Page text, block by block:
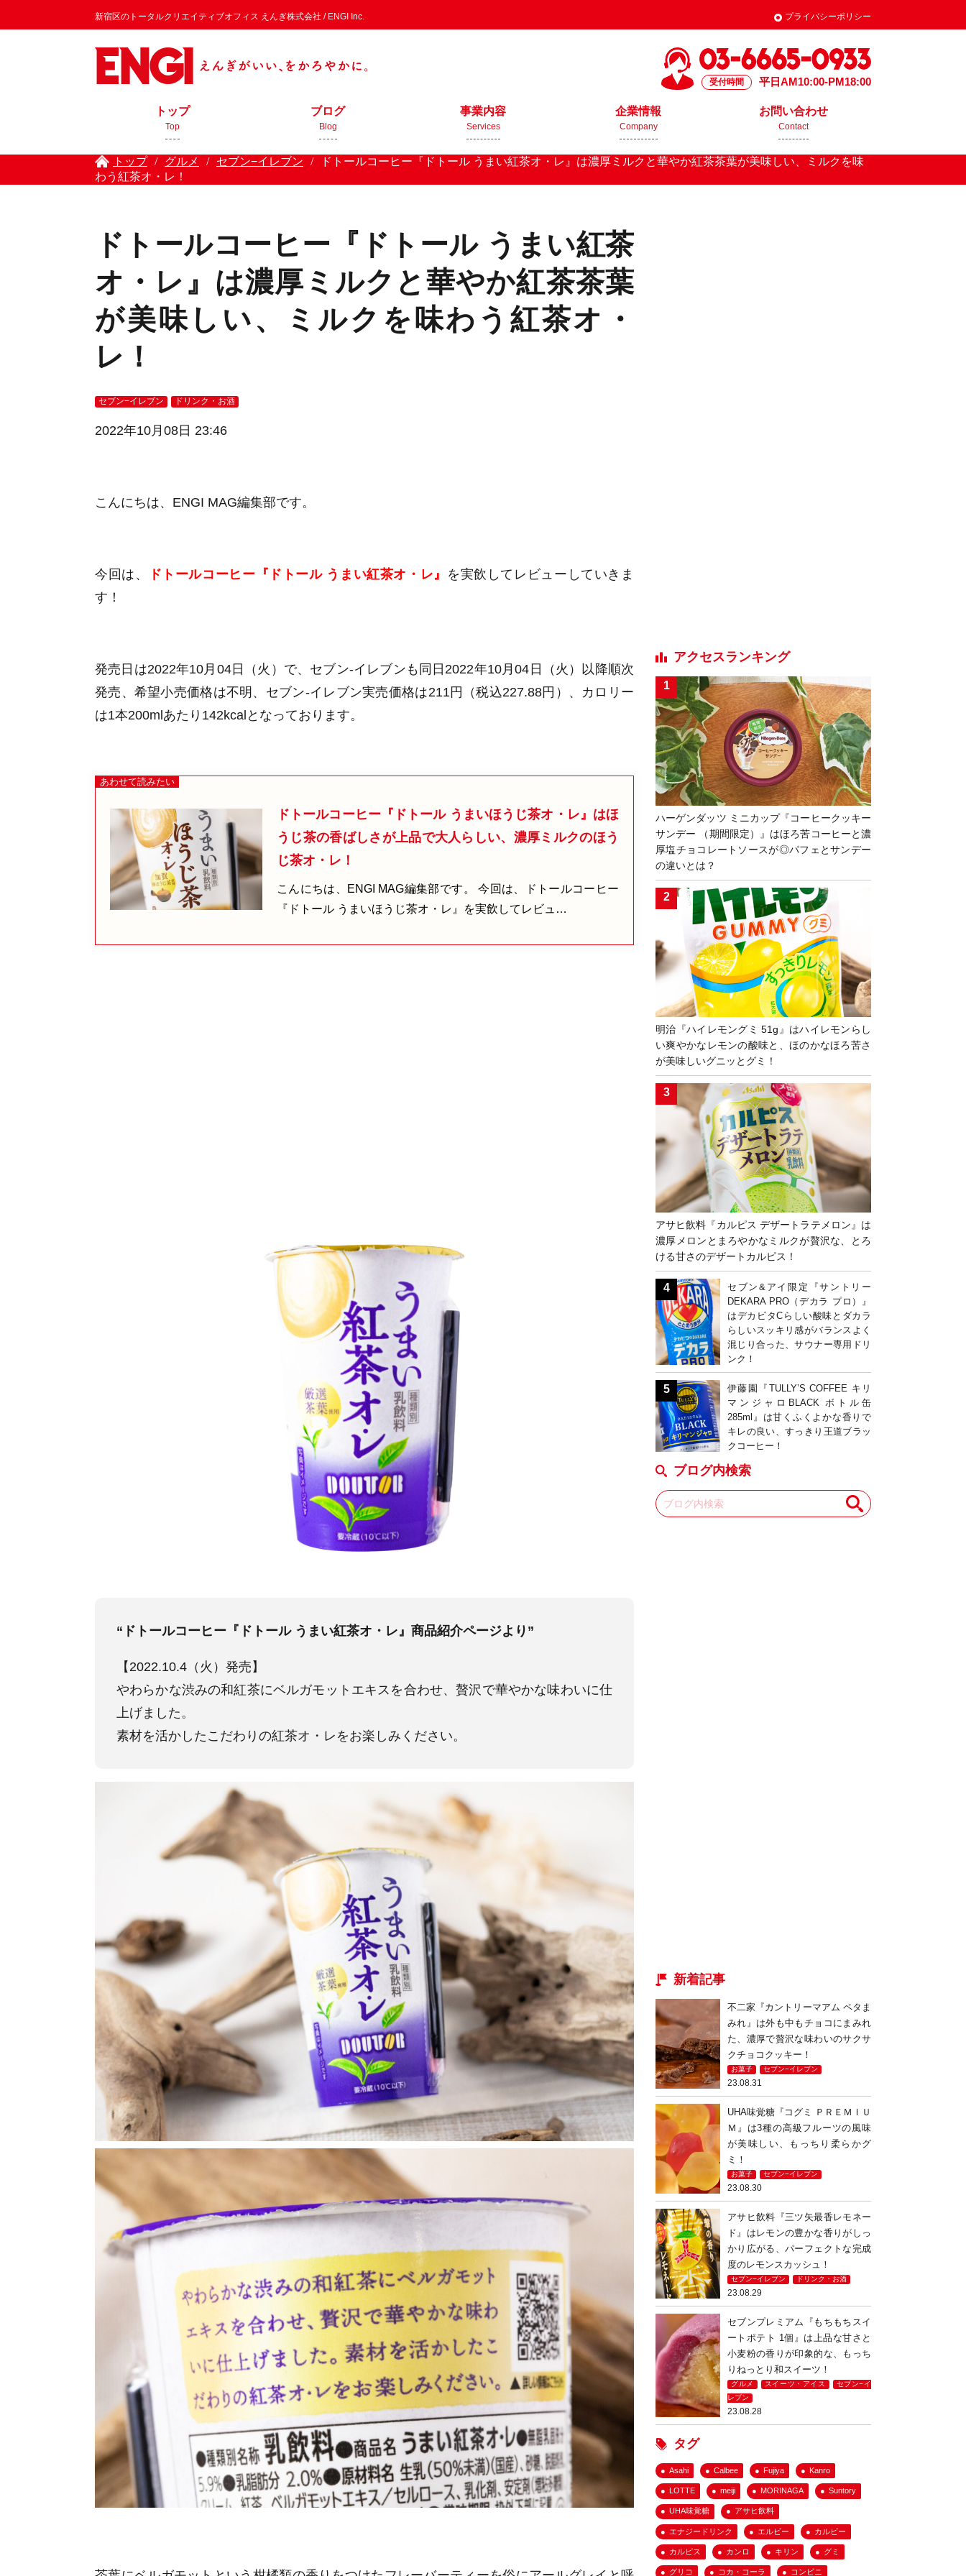
新宿区のトータルクリエイティブオフィス えんぎ株式会社 / ENGI Inc. プライバシーポリシー
受付時間 平日AM10:00-PM18:00
トップ
Top
ブログ
Blog
事業内容
Services
企業情報
Company
お問い合わせ
Contact
トップ / グルメ / セブン−イレブン /
ドトールコーヒー『ドトール うまい紅茶オ・レ』は濃厚ミルクと華やか紅茶茶葉が美味しい、ミルクを味
わう紅茶オ・レ！
ドトールコーヒー『ドトール うまい紅茶
オ・レ』は濃厚ミルクと華やか紅茶茶葉
が美味しい、ミルクを味わう紅茶オ・
レ！
セブン−イレブン ドリンク・お酒
2022年10月08日 23:46
こんにちは、ENGI MAG編集部です。
今回は、 ドトールコーヒー『ドトール うまい紅茶オ・レ』
を実飲してレビューしていきま
す！
発売日は2022年10月04日（火）で、 セブン-イレブンも同日2022年10月04日（火）以降順次
発売、希望小売価格は不明、 セブン-イレブン実売価格は211円（税込227.88円）、 カロリー
は1本200mlあたり 142kcalとなっております。
ドトールコーヒー『ドトール うまいほうじ茶オ・レ』はほ
うじ茶の香ばしさが上品で大人らしい、濃厚ミルクのほう
じ茶オ・レ！
こんにちは、ENGI MAG編集部です。 今回は、ドトールコーヒー
『ドトール うまいほうじ茶オ・レ』を実飲してレビュ…
“ドトールコーヒー『ドトール うまい紅茶オ・レ』商品紹介ページより”
【2022.10.4（火）発売】
やわらかな渋みの和紅茶にベルガモットエキスを合わせ、贅沢で華やかな味わいに仕
上げました。
素材を活かしたこだわりの紅茶オ・レをお楽しみください。
アクセスランキング
ハーゲンダッツ ミニカップ『コーヒークッキー
サンデー （期間限定）』はほろ苦コーヒーと濃
厚塩チョコレートソースが◎パフェとサンデー
の違いとは？
明治『ハイレモングミ 51g』はハイレモンらし
い爽やかなレモンの酸味と、ほのかなほろ苦さ
が美味しいグニッとグミ！
アサヒ飲料『カルピス デザートラテメロン』は
濃厚メロンとまろやかなミルクが贅沢な、とろ
ける甘さのデザートカルピス！
セブン&アイ限定『サントリー
DEKARA PRO（デカラ プロ）』
はデカビタCらしい酸味とダカラ
らしいスッキリ感がバランスよく
混じり合った、サウナー専用ドリ
ンク！
伊藤園『TULLY’S COFFEE キリ
マンジャロBLACK ボトル缶
285ml』は甘くふくよかな香りで
キレの良い、すっきり王道ブラッ
クコーヒー！
ブログ内検索
新着記事
不二家『カントリーマアム ペタま
みれ』は外も中もチョコにまみれ
た、濃厚で贅沢な味わいのサクサ
クチョコクッキー！
お菓子 セブン−イレブン
23.08.31
UHA味覚糖『コグミ ＰＲＥＭＩＵ
Ｍ』は3種の高級フルーツの風味
が美味しい、もっちり柔らかグ
ミ！
お菓子 セブン−イレブン
23.08.30
アサヒ飲料『三ツ矢最香レモネー
ド』はレモンの豊かな香りがしっ
かり広がる、パーフェクトな完成
度のレモンスカッシュ！
セブン−イレブン ドリンク・お酒
23.08.29
セブンプレミアム『もちもちスイ
ートポテト 1個』は上品な甘さと
小麦粉の香りが印象的な、もっち
りねっとり和スイーツ！
グルメ スイーツ・アイス
セブン−イ
レブン
23.08.28
タグ
Asahi Calbee Fujiya Kanro
LOTTE meiji MORINAGA Suntory
UHA味覚糖 アサヒ飲料
エナジードリンク エルビー カルビー
カルピス カンロ キリン グミ
グリコ コカ・コーラ コンビニ